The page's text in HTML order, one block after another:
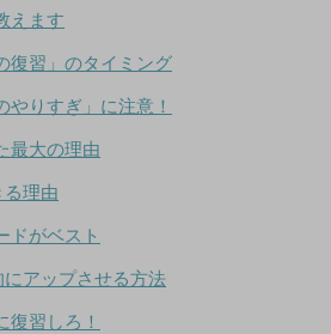
えます
復習」のタイミング
やりすぎ」に注意！
最大の理由
理由
ドがベスト
にアップさせる方法
復習しろ！